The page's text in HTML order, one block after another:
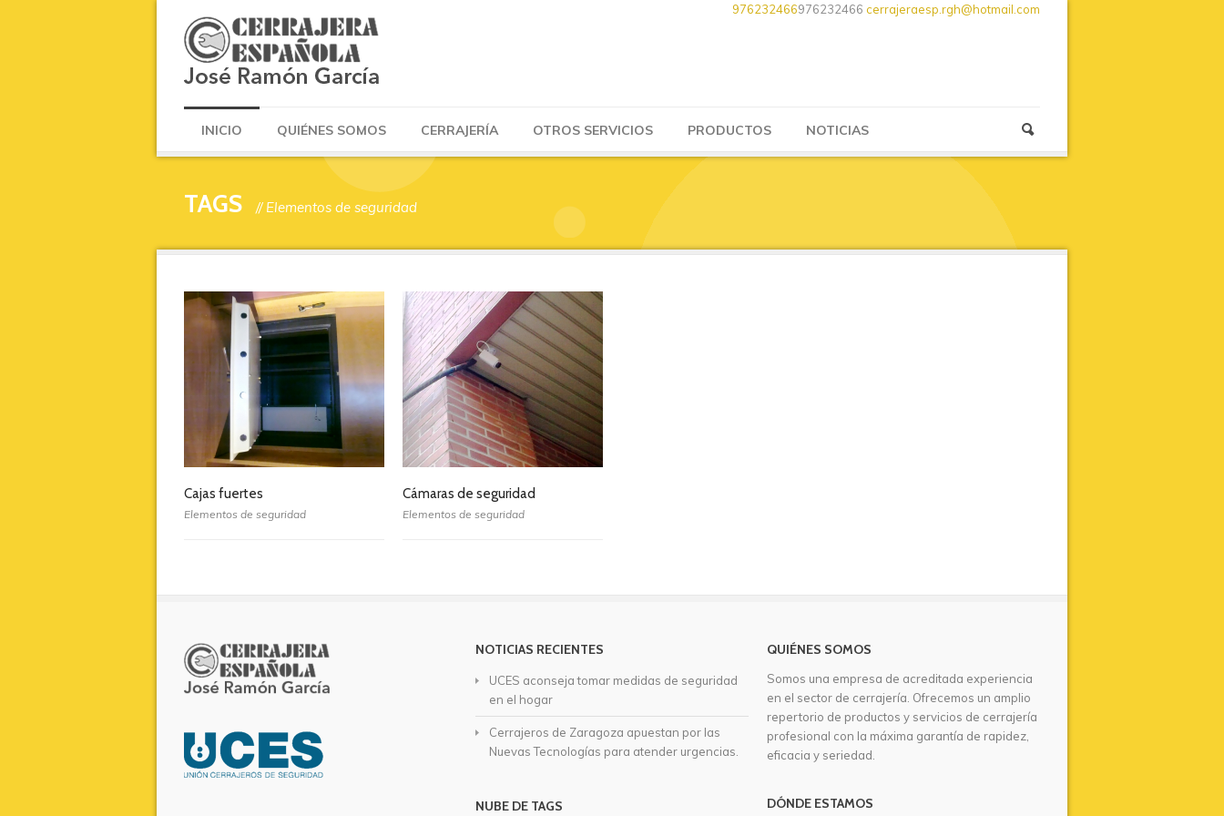
976232466976232466 cerrajeraesp.rgh@hotmail.com
INICIO QUIÉNES SOMOS CERRAJERÍA OTROS SERVICIOS PRODUCTOS NOTICIAS
TAGS // Elementos de seguridad
Cajas fuertes
Elementos de seguridad
Cámaras de seguridad
Elementos de seguridad
NOTICIAS RECIENTES
UCES aconseja tomar medidas de seguridad
en el hogar
Cerrajeros de Zaragoza apuestan por las
Nuevas Tecnologías para atender urgencias.
NUBE DE TAGS
QUIÉNES SOMOS
Somos una empresa de acreditada experiencia
en el sector de cerrajería. Ofrecemos un amplio
repertorio de productos y servicios de cerrajería
profesional con la máxima garantía de rapidez,
eficacia y seriedad.
DÓNDE ESTAMOS